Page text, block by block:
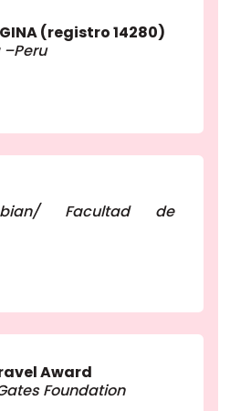
(registro 14280)
–Peru
Facultad de
Award
Foundation